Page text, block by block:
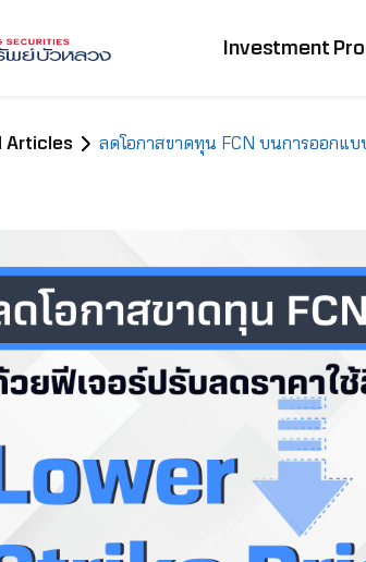
Investment
Articles ลดโอกาสขาดทุน FCN บนการออกแ